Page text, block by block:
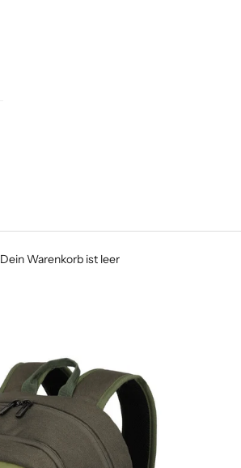
Dein Warenkorb ist leer